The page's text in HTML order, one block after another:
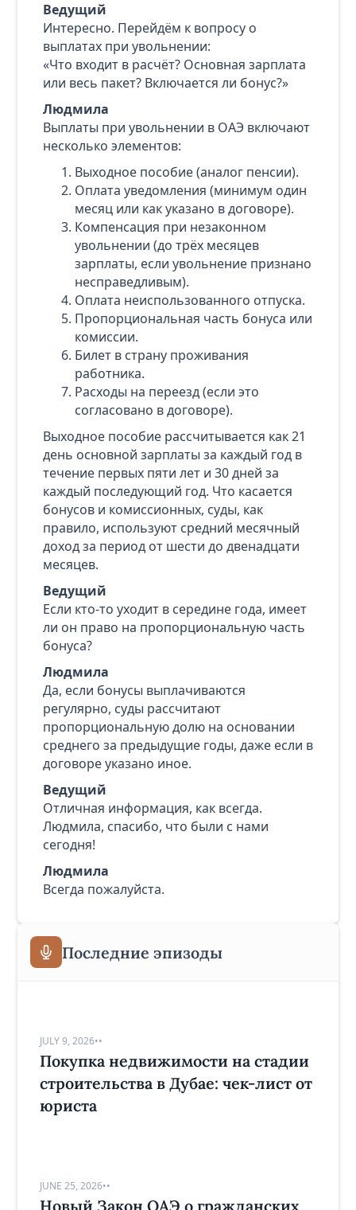
Ведущий
Интересно. Перейдём к вопросу о
выплатах при увольнении:
«Что входит в расчёт? Основная зарплата
или весь пакет? Включается ли бонус?»
Людмила
Выплаты при увольнении в ОАЭ включают
несколько элементов:
Выходное пособие (аналог пенсии).
Оплата уведомления (минимум один
месяц или как указано в договоре).
Компенсация при незаконном
увольнении (до трёх месяцев
зарплаты, если увольнение признано
несправедливым).
Оплата неиспользованного отпуска.
Пропорциональная часть бонуса или
комиссии.
Билет в страну проживания
работника.
Расходы на переезд (если это
согласовано в договоре).
Выходное пособие рассчитывается как 21
день основной зарплаты за каждый год в
течение первых пяти лет и 30 дней за
каждый последующий год. Что касается
бонусов и комиссионных, суды, как
правило, используют средний месячный
доход за период от шести до двенадцати
месяцев.
Ведущий
Если кто‑то уходит в середине года, имеет
ли он право на пропорциональную часть
бонуса?
Людмила
Да, если бонусы выплачиваются
регулярно, суды рассчитают
пропорциональную долю на основании
среднего за предыдущие годы, даже если в
договоре указано иное.
Ведущий
Отличная информация, как всегда.
Людмила, спасибо, что были с нами
сегодня!
Людмила
Всегда пожалуйста.
Последние эпизоды
JULY 9, 2026••
Покупка недвижимости на стадии
строительства в Дубае: чек-лист от
юриста
JUNE 25, 2026••
Новый Закон ОАЭ о гражданских